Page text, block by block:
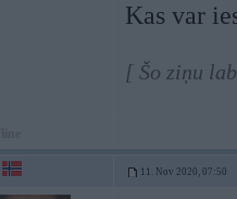
Kas var
[ Šo ziņu
11. Nov 2020, 07:50